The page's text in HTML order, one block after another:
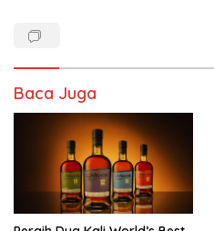
Baca Juga